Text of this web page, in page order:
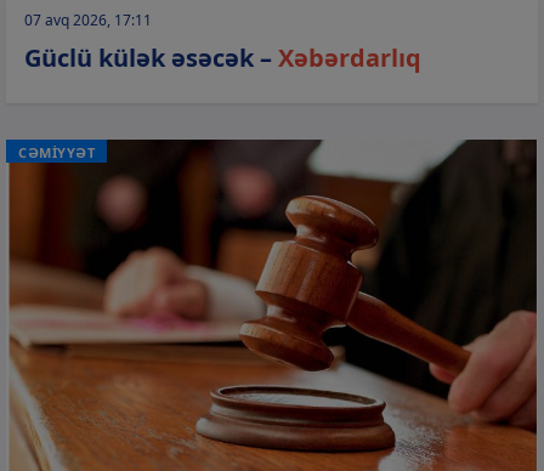
07 avq 2026, 17:11
Güclü külək əsəcək –Xəbərdarlıq
CƏMİYYƏT